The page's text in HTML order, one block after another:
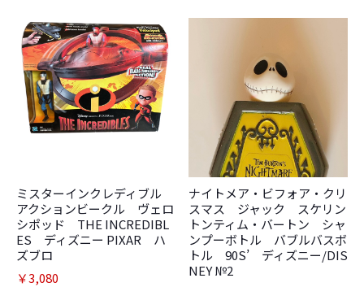
ミスターインクレディブル
アクションビークル ヴェロ
シポッド THE INCREDIBL
ES ディズニー PIXAR ハ
ズブロ
￥3,080
ナイトメア・ビフォア・クリ
スマス ジャック スケリン
トンティム・バートン シャ
ンプーボトル バブルバスボ
トル 90S’ ディズニー/DIS
NEY №2